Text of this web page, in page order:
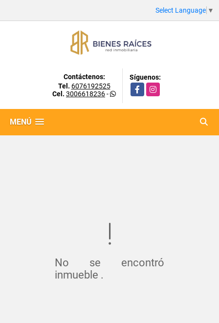
Select Language ▼
Contáctenos:
Tel. 6076192525
Cel. 3006618236-
Síguenos:
FacebookInstagram
MENÚ
No se encontró
inmueble .